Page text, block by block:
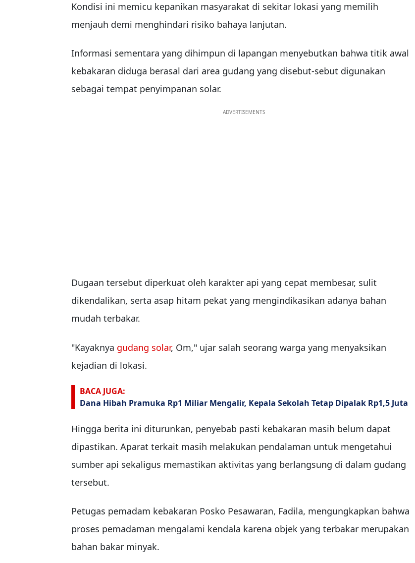
Kondisi ini memicu kepanikan masyarakat di sekitar lokasi yang memilih
menjauh demi menghindari risiko bahaya lanjutan.
Informasi sementara yang dihimpun di lapangan menyebutkan bahwa titik awal
kebakaran diduga berasal dari area gudang yang disebut-sebut digunakan
sebagai tempat penyimpanan solar.
ADVERTISEMENTS
Dugaan tersebut diperkuat oleh karakter api yang cepat membesar, sulit
dikendalikan, serta asap hitam pekat yang mengindikasikan adanya bahan
mudah terbakar.
"Kayaknya gudang solar, Om," ujar salah seorang warga yang menyaksikan
kejadian di lokasi.
BACA JUGA:
Dana Hibah Pramuka Rp1 Miliar Mengalir, Kepala Sekolah Tetap Dipalak Rp1,5 Juta
Hingga berita ini diturunkan, penyebab pasti kebakaran masih belum dapat
dipastikan. Aparat terkait masih melakukan pendalaman untuk mengetahui
sumber api sekaligus memastikan aktivitas yang berlangsung di dalam gudang
tersebut.
Petugas pemadam kebakaran Posko Pesawaran, Fadila, mengungkapkan bahwa
proses pemadaman mengalami kendala karena objek yang terbakar merupakan
bahan bakar minyak.